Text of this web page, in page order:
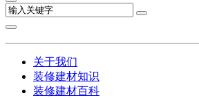
关于我们
装修建材知识
装修建材百科